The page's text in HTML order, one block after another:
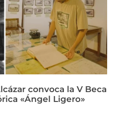
convoca la V Beca
«Ángel Ligero»